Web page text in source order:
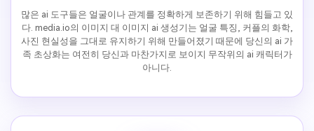
많은 ai 도구들은 얼굴이나 관계를 정확하게 보존하기 위해 힘들고 있
다. media.io의 이미지 대 이미지 ai 생성기는 얼굴 특징, 커플의 화학,
사진 현실성을 그대로 유지하기 위해 만들어졌기 때문에 당신의 ai 가
족 초상화는 여전히 당신과 마찬가지로 보이지 무작위의 ai 캐릭터가
아니다.